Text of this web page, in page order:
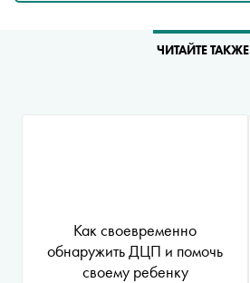
ЧИТАЙТЕ ТАКЖЕ
Как своевременно
обнаружить ДЦП и помочь
своему ребенку